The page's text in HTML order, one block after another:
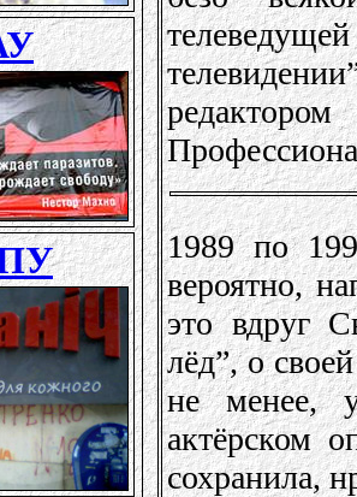
1989 по
вероятно,
это вдруг
лёд”, о
не менее,
актёрском
сохранила,